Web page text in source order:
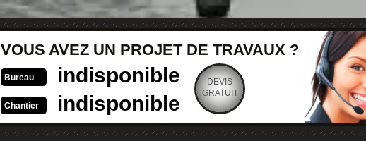
VOUS AVEZ UN PROJET DE TRAVAUX ?
Bureau indisponible
Chantier indisponible
DEVIS
GRATUIT